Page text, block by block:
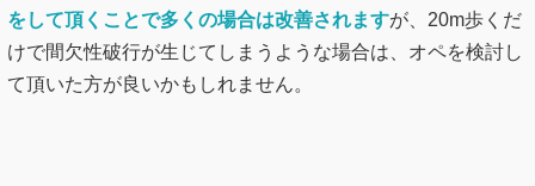
をして頂くことで多くの場合は改善されますが、20m歩くだ
けで間欠性破行が生じてしまうような場合は、オペを検討し
て頂いた方が良いかもしれません。